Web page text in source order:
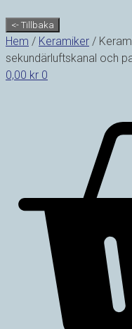
Hem / Keramiker /
sekundärluftskanal och
0,00 kr 0